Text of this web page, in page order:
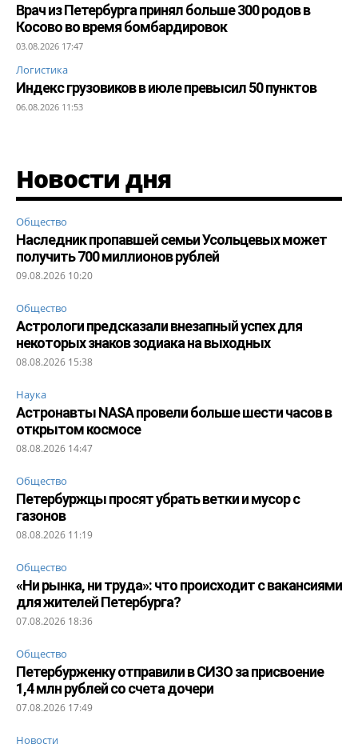
Врач из Петербурга принял больше 300 родов в
Косово во время бомбардировок
03.08.2026 17:47
Логистика
Индекс грузовиков в июле превысил 50 пунктов
06.08.2026 11:53
Новости дня
Общество
Наследник пропавшей семьи Усольцевых может
получить 700 миллионов рублей
09.08.2026 10:20
Общество
Астрологи предсказали внезапный успех для
некоторых знаков зодиака на выходных
08.08.2026 15:38
Наука
Астронавты NASA провели больше шести часов в
открытом космосе
08.08.2026 14:47
Общество
Петербуржцы просят убрать ветки и мусор с
газонов
08.08.2026 11:19
Общество
«Ни рынка, ни труда»: что происходит с вакансиями
для жителей Петербурга?
07.08.2026 18:36
Общество
Петербурженку отправили в СИЗО за присвоение
1,4 млн рублей со счета дочери
07.08.2026 17:49
Новости